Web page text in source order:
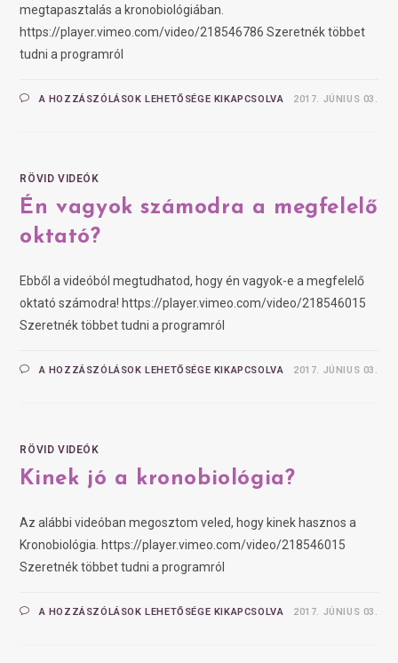
megtapasztalás a kronobiológiában.
https://player.vimeo.com/video/218546786 Szeretnék többet
tudni a programról
A HOZZÁSZÓLÁSOK LEHETŐSÉGE KIKAPCSOLVA 2017. JÚNIUS 03.
RÖVID VIDEÓK
Én vagyok számodra a megfelelő
oktató?
Ebből a videóból megtudhatod, hogy én vagyok-e a megfelelő
oktató számodra! https://player.vimeo.com/video/218546015
Szeretnék többet tudni a programról
A HOZZÁSZÓLÁSOK LEHETŐSÉGE KIKAPCSOLVA 2017. JÚNIUS 03.
RÖVID VIDEÓK
Kinek jó a kronobiológia?
Az alábbi videóban megosztom veled, hogy kinek hasznos a
Kronobiológia. https://player.vimeo.com/video/218546015
Szeretnék többet tudni a programról
A HOZZÁSZÓLÁSOK LEHETŐSÉGE KIKAPCSOLVA 2017. JÚNIUS 03.